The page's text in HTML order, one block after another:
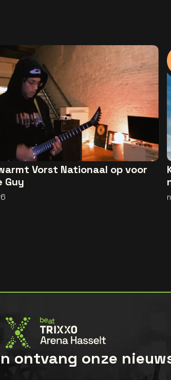
warmt Vorst Nationaal op voor
Guy
ontvang onze